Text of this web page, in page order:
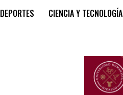
DEPORTES CIENCIA Y TECNOLOGÍA